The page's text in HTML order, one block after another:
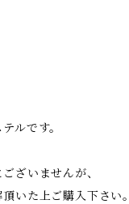
ルです。
ざいませんが、
いた上ご購入下さい。